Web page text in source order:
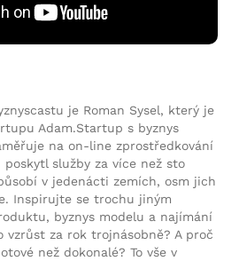
je Roman Sysel, který je
Adam.Startup s byznys
na on-line zprostředkování
služby za více než sto
v jedenácti zemích, osm jich
Inspirujte se trochu jiným
byznys modelu a najímání
vzrůst za rok trojnásobně? A proč
než dokonalé? To vše v